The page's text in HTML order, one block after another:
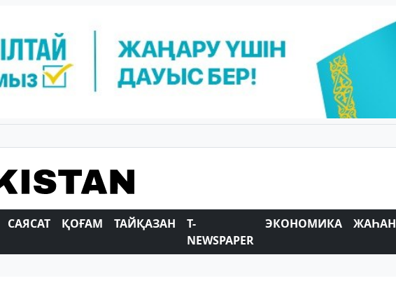
САЯСАТ ҚОҒАМ ТАЙҚАЗАН
T-
NEWSPAPER
ЭКОНОМИКА ЖАҺАН